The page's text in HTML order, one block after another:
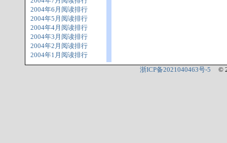
2004年6月阅读排行
2004年5月阅读排行
2004年4月阅读排行
2004年3月阅读排行
2004年2月阅读排行
2004年1月阅读排行
浙ICP备2021040463号-5 ©